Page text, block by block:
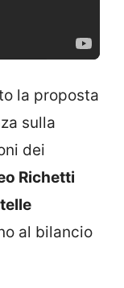
la proposta
sulla
dei
Richetti
al bilancio